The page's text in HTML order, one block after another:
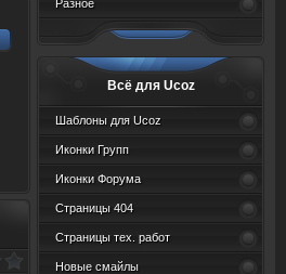
Разное
Всё для Ucoz
Шаблоны для Ucoz
Иконки Групп
Иконки Форума
Страницы 404
Страницы тех. работ
Новые смайлы